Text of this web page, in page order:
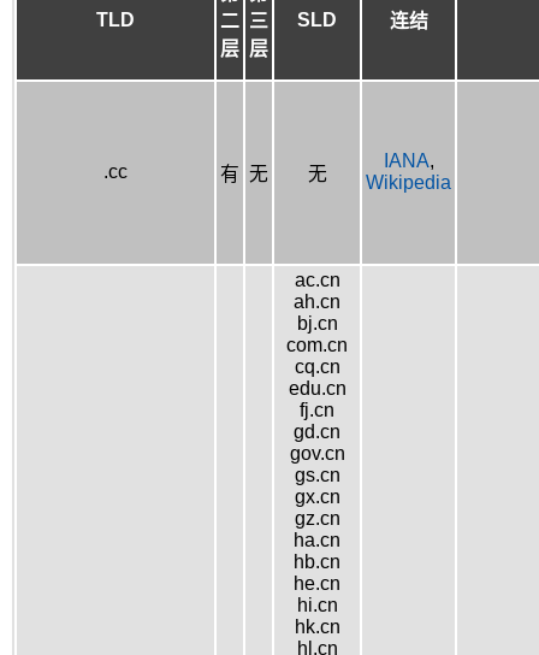
TLD
二
层
三
层
SLD 连结
.cc 有 无 无
IANA,
Wikipedia
ac.cn
ah.cn
bj.cn
com.cn
cq.cn
edu.cn
fj.cn
gd.cn
gov.cn
gs.cn
gx.cn
gz.cn
ha.cn
hb.cn
he.cn
hi.cn
hk.cn
hl.cn